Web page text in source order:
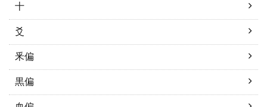
十
爻
釆偏
黒偏